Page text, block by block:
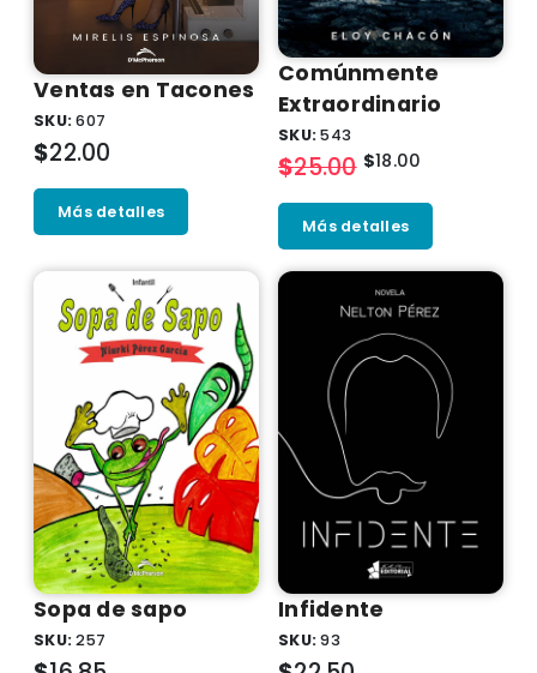
Ventas en Tacones
SKU:607
$22.00
Más detalles
Comúnmente
Extraordinario
SKU:543
$25.00 $18.00
Más detalles
Sopa de sapo
SKU:257
Infidente
SKU:93